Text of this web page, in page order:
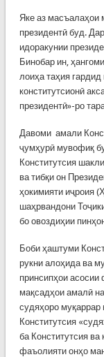
Яке аз масъалаҳои
президентӣ буд.
идоракунии
Бинобар ин,
лоиҳа таҳия
конститутсионӣ
президентӣ»-ро
Давоми амали
ҷумҳурӣ мувофиқ
Конститутсия
ва тибқи он
ҳокимияти иҷроия
шаҳрвандони
бо овоздиҳии
Боби ҳаштуми
рукни алоҳида ва
принсипҳои
мақсадҳои амалӣ
судяҳоро
Конститутсия
ба Конститутсия
фаъолияти онҳо